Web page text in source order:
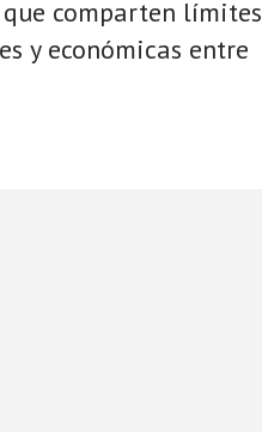
comparten límites
y económicas entre